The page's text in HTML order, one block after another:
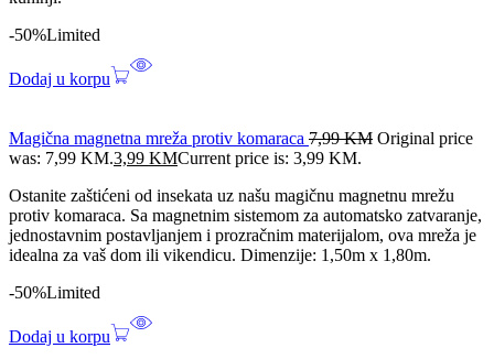
-50%Limited
Dodaj u korpu
Magična magnetna mreža protiv komaraca 7,99KM Original price
was: 7,99 KM.3,99 KMCurrent price is: 3,99 KM.
Ostanite zaštićeni od insekata uz našu magičnu magnetnu mrežu
protiv komaraca. Sa magnetnim sistemom za automatsko zatvaranje,
jednostavnim postavljanjem i prozračnim materijalom, ova mreža je
idealna za vaš dom ili vikendicu. Dimenzije: 1,50m x 1,80m.
-50%Limited
Dodaj u korpu